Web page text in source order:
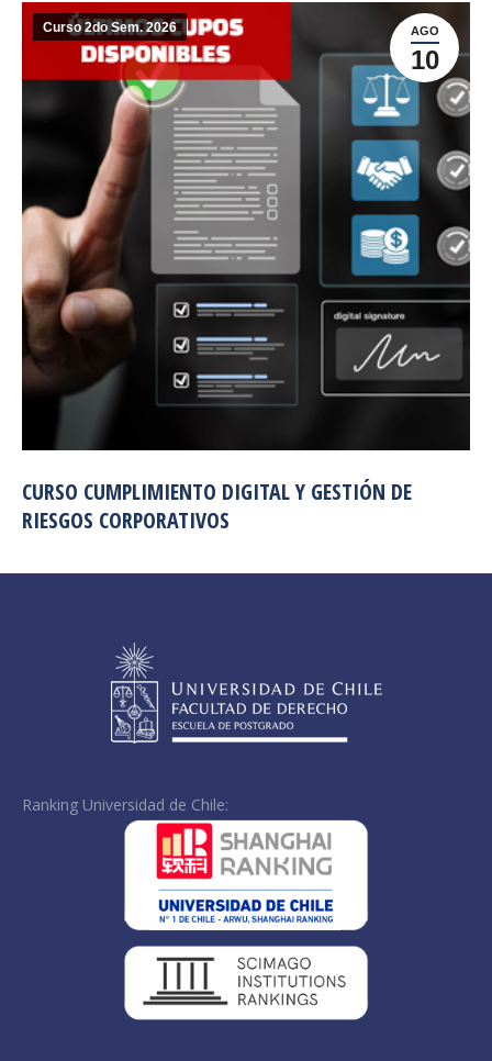
AGO
10
Curso 2do Sem. 2026
CURSO CUMPLIMIENTO DIGITAL Y GESTIÓN DE
RIESGOS CORPORATIVOS
Ranking Universidad de Chile: